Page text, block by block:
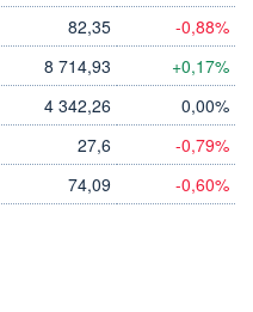
82,35 -0,88%
8 714,93 +0,17%
4 342,26 0,00%
27,6 -0,79%
74,09 -0,60%